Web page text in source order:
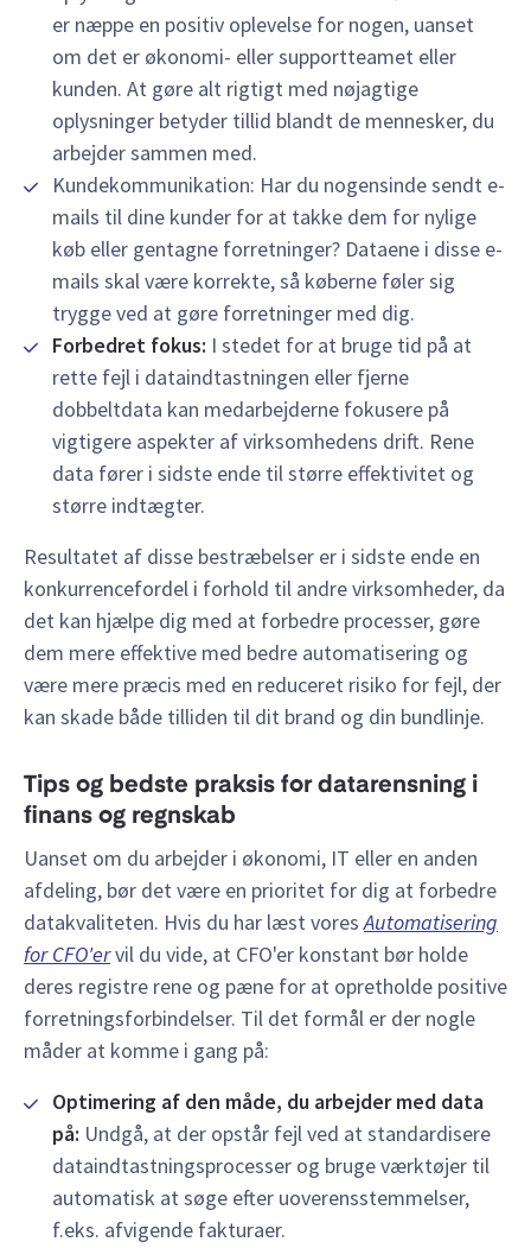
er næppe en positiv oplevelse for nogen, uanset
om det er økonomi- eller supportteamet eller
kunden. At gøre alt rigtigt med nøjagtige
oplysninger betyder tillid blandt de mennesker, du
arbejder sammen med.
Kundekommunikation: Har du nogensinde sendt e-
mails til dine kunder for at takke dem for nylige
køb eller gentagne forretninger? Dataene i disse e-
mails skal være korrekte, så køberne føler sig
trygge ved at gøre forretninger med dig.
Forbedret fokus: I stedet for at bruge tid på at
rette fejl i dataindtastningen eller fjerne
dobbeltdata kan medarbejderne fokusere på
vigtigere aspekter af virksomhedens drift. Rene
data fører i sidste ende til større effektivitet og
større indtægter.
Resultatet af disse bestræbelser er i sidste ende en
konkurrencefordel i forhold til andre virksomheder, da
det kan hjælpe dig med at forbedre processer, gøre
dem mere effektive med bedre automatisering og
være mere præcis med en reduceret risiko for fejl, der
kan skade både tilliden til dit brand og din bundlinje.
Tips og bedste praksis for datarensning i
finans og regnskab
Uanset om du arbejder i økonomi, IT eller en anden
afdeling, bør det være en prioritet for dig at forbedre
datakvaliteten. Hvis du har læst voresAutomatisering
for CFO'ervil du vide, at CFO'er konstant bør holde
deres registre rene og pæne for at opretholde positive
forretningsforbindelser. Til det formål er der nogle
måder at komme i gang på:
Optimering af den måde, du arbejder med data
på: Undgå, at der opstår fejl ved at standardisere
dataindtastningsprocesser og bruge værktøjer til
automatisk at søge efter uoverensstemmelser,
f.eks. afvigende fakturaer.